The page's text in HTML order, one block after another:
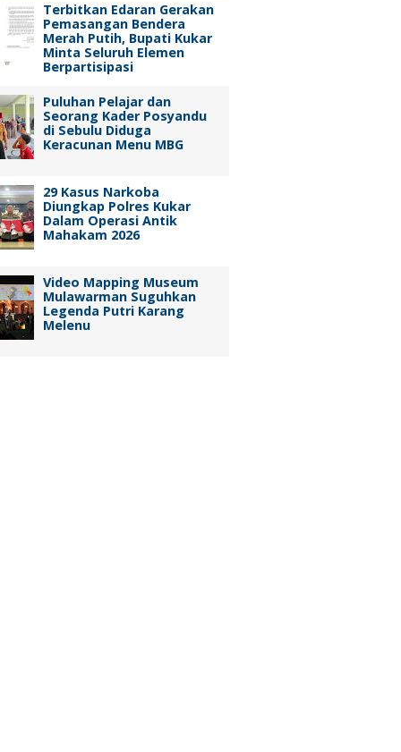
Terbitkan Edaran Gerakan
Pemasangan Bendera
Merah Putih, Bupati Kukar
Minta Seluruh Elemen
Berpartisipasi
Puluhan Pelajar dan
Seorang Kader Posyandu
di Sebulu Diduga
Keracunan Menu MBG
29 Kasus Narkoba
Diungkap Polres Kukar
Dalam Operasi Antik
Mahakam 2026
Video Mapping Museum
Mulawarman Suguhkan
Legenda Putri Karang
Melenu